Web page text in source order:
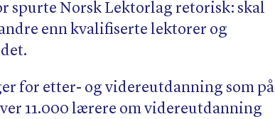
spurte Norsk Lektorlag retorisk: skal
enn kvalifiserte lektorer og
for etter- og videreutdanning som på
11.000 lærere om videreutdanning